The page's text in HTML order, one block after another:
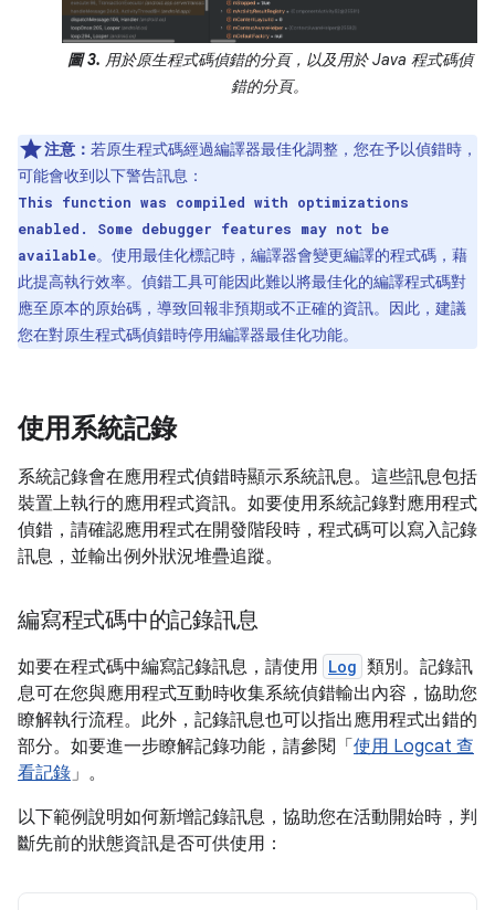
圖 3. 用於原生程式碼偵錯的分頁，以及用於 Java 程式碼偵
錯的分頁。
注意： 若原生程式碼經過編譯器最佳化調整，您在予以偵錯時，
可能會收到以下警告訊息：
This function was compiled with optimizations
enabled. Some debugger features may not be
available。使用最佳化標記時，編譯器會變更編譯的程式碼，藉
此提高執行效率。偵錯工具可能因此難以將最佳化的編譯程式碼對
應至原本的原始碼，導致回報非預期或不正確的資訊。因此，建議
您在對原生程式碼偵錯時停用編譯器最佳化功能。
使用系統記錄
系統記錄會在應用程式偵錯時顯示系統訊息。這些訊息包括
裝置上執行的應用程式資訊。如要使用系統記錄對應用程式
偵錯，請確認應用程式在開發階段時，程式碼可以寫入記錄
訊息，並輸出例外狀況堆疊追蹤。
編寫程式碼中的記錄訊息
如要在程式碼中編寫記錄訊息，請使用 Log 類別。記錄訊
息可在您與應用程式互動時收集系統偵錯輸出內容，協助您
瞭解執行流程。此外，記錄訊息也可以指出應用程式出錯的
部分。如要進一步瞭解記錄功能，請參閱「使用 Logcat 查
看記錄 」。
以下範例說明如何新增記錄訊息，協助您在活動開始時，判
斷先前的狀態資訊是否可供使用：